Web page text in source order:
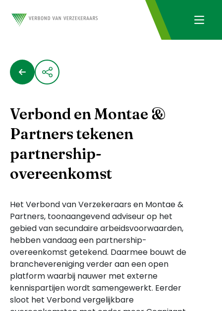
Verbond en Montae &
Partners tekenen
partnership-
overeenkomst
Het Verbond van Verzekeraars en Montae &
Partners, toonaangevend adviseur op het
gebied van secundaire arbeidsvoorwaarden,
hebben vandaag een partnership-
overeenkomst getekend. Daarmee bouwt de
branchevereniging verder aan een open
platform waarbij nauwer met externe
kennispartijen wordt samengewerkt. Eerder
sloot het Verbond vergelijkbare